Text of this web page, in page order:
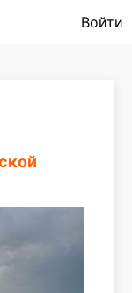
Войти